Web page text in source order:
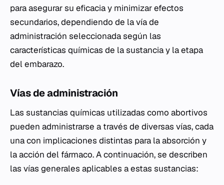
para asegurar su eficacia y minimizar efectos
secundarios, dependiendo de la vía de
administración seleccionada según las
características químicas de la sustancia y la etapa
del embarazo.
Vías de administración
Las sustancias químicas utilizadas como abortivos
pueden administrarse a través de diversas vías, cada
una con implicaciones distintas para la absorción y
la acción del fármaco. A continuación, se describen
las vías generales aplicables a estas sustancias: